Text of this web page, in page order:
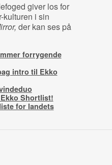
giver los for
kulturen i sin
der kan ses på
forrygende
intro til Ekko
Shortlist!
for landets